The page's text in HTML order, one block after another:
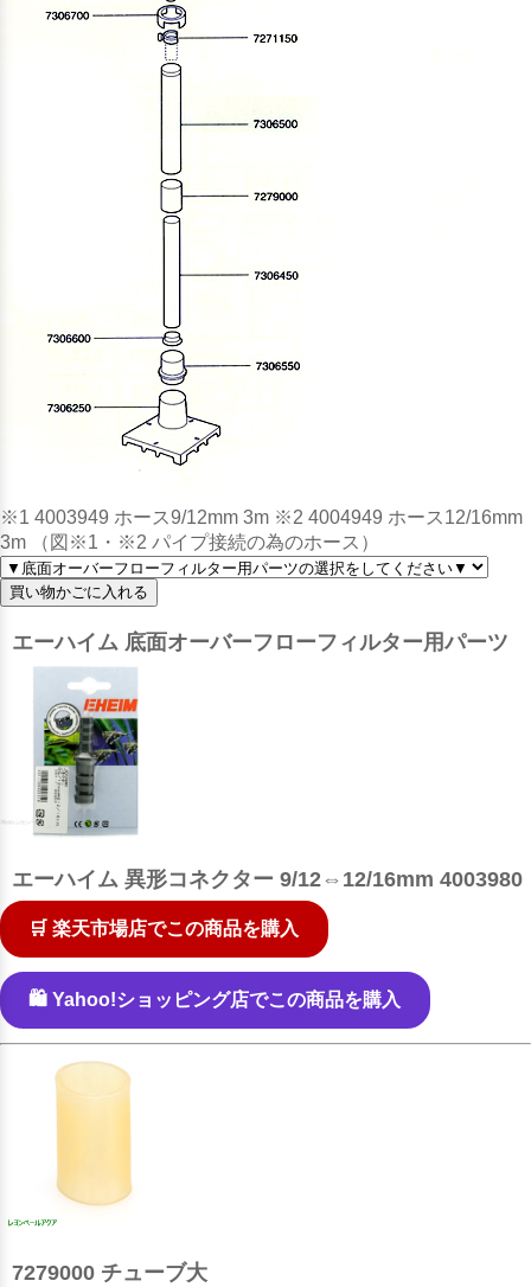
※1 4003949 ホース9/12mm 3m ※2 4004949 ホース12/16mm
3m （図※1・※2 パイプ接続の為のホース）
エーハイム 底面オーバーフローフィルター用パーツ
エーハイム 異形コネクター 9/12⇔12/16mm 4003980
🛒 楽天市場店でこの商品を購入
🛍️ Yahoo!ショッピング店でこの商品を購入
7279000 チューブ大